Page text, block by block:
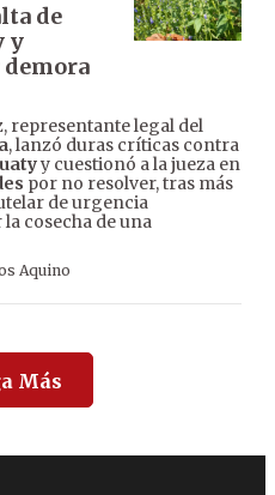
de
y
demora
representante legal del
, lanzó duras críticas contra
y cuestionó a la jueza en
por no resolver, tras más
de urgencia
cosecha de una
Aquino
Más